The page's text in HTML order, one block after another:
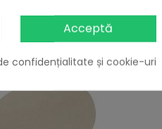
Acceptă
confidențialitate și cookie-uri